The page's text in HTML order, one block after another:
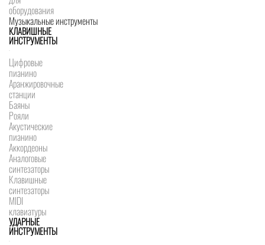
оборудования
Музыкальные инструменты
КЛАВИШНЫЕ
ИНСТРУМЕНТЫ
Цифровые
пианино
Аранжировочные
станции
Баяны
Рояли
Акустические
пианино
Аккордеоны
Аналоговые
синтезаторы
Клавишные
синтезаторы
MIDI
клавиатуры
УДАРНЫЕ
ИНСТРУМЕНТЫ